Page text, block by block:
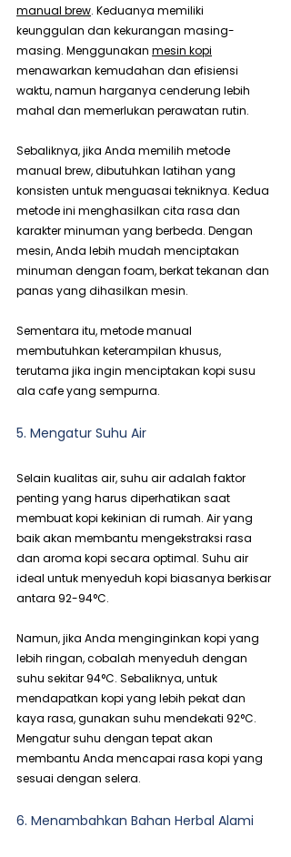
manual brew. Keduanya memiliki
keunggulan dan kekurangan masing-
masing. Menggunakan mesin kopi
menawarkan kemudahan dan efisiensi
waktu, namun harganya cenderung lebih
mahal dan memerlukan perawatan rutin.
Sebaliknya, jika Anda memilih metode
manual brew, dibutuhkan latihan yang
konsisten untuk menguasai tekniknya. Kedua
metode ini menghasilkan cita rasa dan
karakter minuman yang berbeda. Dengan
mesin, Anda lebih mudah menciptakan
minuman dengan foam, berkat tekanan dan
panas yang dihasilkan mesin.
Sementara itu, metode manual
membutuhkan keterampilan khusus,
terutama jika ingin menciptakan kopi susu
ala cafe yang sempurna.
5. Mengatur Suhu Air
Selain kualitas air, suhu air adalah faktor
penting yang harus diperhatikan saat
membuat kopi kekinian di rumah. Air yang
baik akan membantu mengekstraksi rasa
dan aroma kopi secara optimal. Suhu air
ideal untuk menyeduh kopi biasanya berkisar
antara 92-94°C.
Namun, jika Anda menginginkan kopi yang
lebih ringan, cobalah menyeduh dengan
suhu sekitar 94°C. Sebaliknya, untuk
mendapatkan kopi yang lebih pekat dan
kaya rasa, gunakan suhu mendekati 92°C.
Mengatur suhu dengan tepat akan
membantu Anda mencapai rasa kopi yang
sesuai dengan selera.
6. Menambahkan Bahan Herbal Alami